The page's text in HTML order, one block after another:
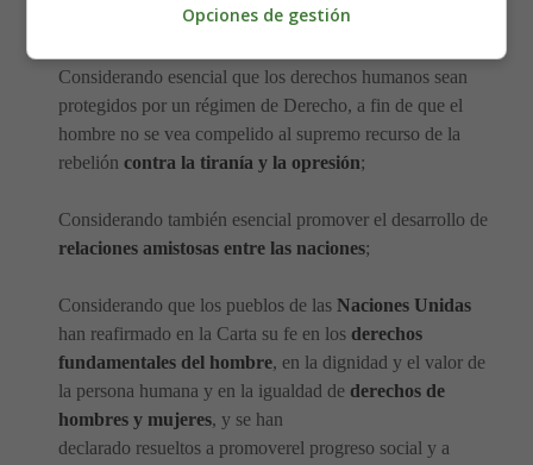
Considerando esencial que los derechos humanos sean
protegidos por un régimen de Derecho, a fin de que el
hombre no se vea compelido al supremo recurso de la
rebelión contra la tiranía y la opresión;
Considerando también esencial promover el desarrollo de
relaciones amistosas entre las naciones;
Considerando que los pueblos de las Naciones Unidas
han reafirmado en la Carta su fe en los derechos
fundamentales del hombre, en la dignidad y el valor de
la persona humana y en la igualdad de derechos de
hombres y mujeres, y se han
declarado resueltos a promoverel progreso social y a
Opciones de gestión